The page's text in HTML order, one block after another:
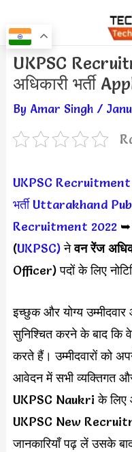
to
content
UKPSC
अधिकारी भर्ती
By Amar Singh /
UKPSC Recruitment
भर्ती Uttarakhand
Recruitment 2022
(UKPSC)नेवन रेंज
Officer) पदों के लिए
इच्छुक और योग्य
सुनिश्चित करने के बाद कि वे
करते हैं। उम्मीदवारों को
आवेदन में सभी व्यक्तिगत
UKPSC Naukri के
UKPSC New
जानकारियाँ पढ़ लें उसके
Post
navigation